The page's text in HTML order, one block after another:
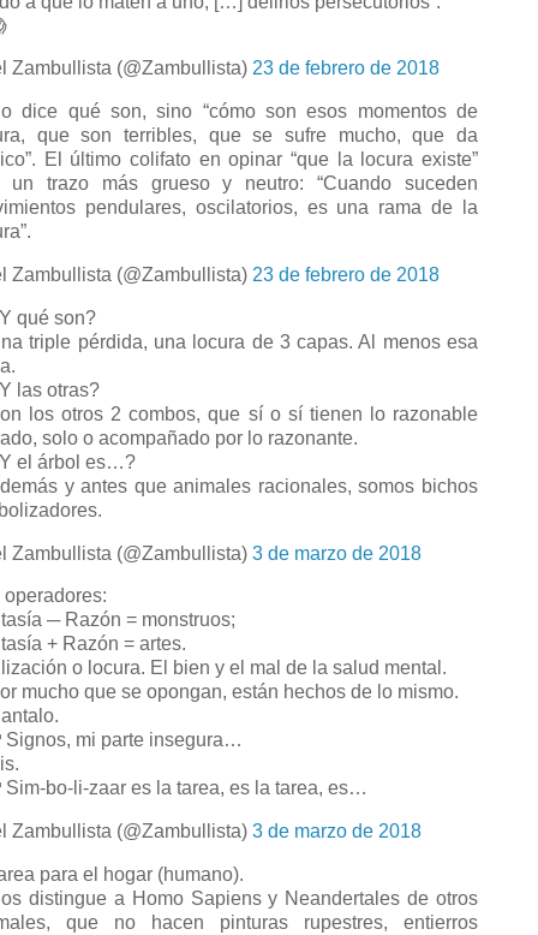
Zambullista (@Zambullista) 23 de febrero de 2018
dice qué son, sino “cómo son esos momentos de
que son terribles, que se sufre mucho, que da
El último colifato en opinar “que la locura existe”
un trazo más grueso y neutro: “Cuando suceden
pendulares, oscilatorios, es una rama de la
Zambullista (@Zambullista) 23 de febrero de 2018
qué son?
triple pérdida, una locura de 3 capas. Al menos esa
las otras?
los otros 2 combos, que sí o sí tienen lo razonable
solo o acompañado por lo razonante.
el árbol es…?
y antes que animales racionales, somos bichos
Zambullista (@Zambullista) 3 de marzo de 2018
─ Razón = monstruos;
+ Razón = artes.
o locura. El bien y el mal de la salud mental.
mucho que se opongan, están hechos de lo mismo.
mi parte insegura…
bo-li-zaar es la tarea, es la tarea, es…
Zambullista (@Zambullista) 3 de marzo de 2018
para el hogar (humano).
distingue a Homo Sapiens y Neandertales de otros
que no hacen pinturas rupestres, entierros